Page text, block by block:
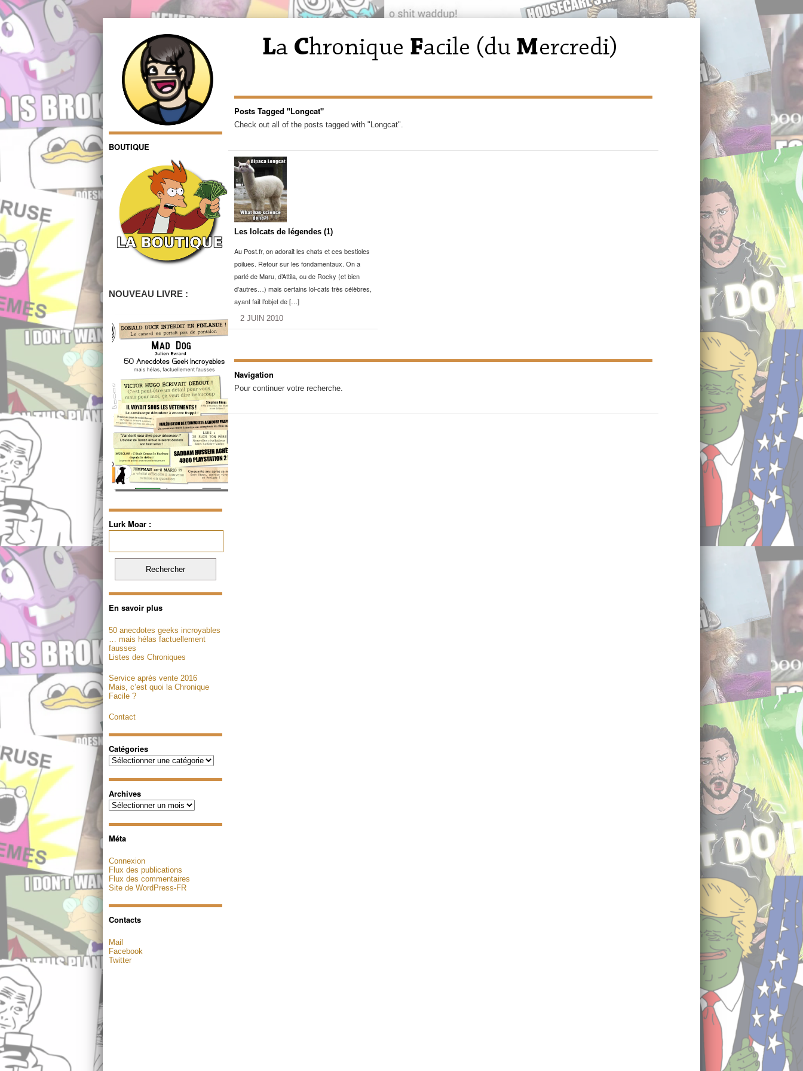
BOUTIQUE
NOUVEAU LIVRE :
Lurk Moar :
En savoir plus
50 anecdotes geeks incroyables
… mais hélas factuellement
fausses
Listes des Chroniques
Service après vente 2016
Mais, c’est quoi la Chronique
Facile ?
Contact
Catégories
Catégories
Archives
Archives
Méta
Connexion
Flux des publications
Flux des commentaires
Site de WordPress-FR
Contacts
Mail
Facebook
Twitter
Posts Tagged "Longcat"
Check out all of the posts tagged with "Longcat".
Les lolcats de légendes (1)
Au Post.fr, on adorait les chats et ces bestioles
poilues. Retour sur les fondamentaux. On a
parlé de Maru, d’Attila, ou de Rocky (et bien
d’autres…) mais certains lol-cats très célèbres,
ayant fait l’objet de […]
2 JUIN 2010
Navigation
Pour continuer votre recherche.